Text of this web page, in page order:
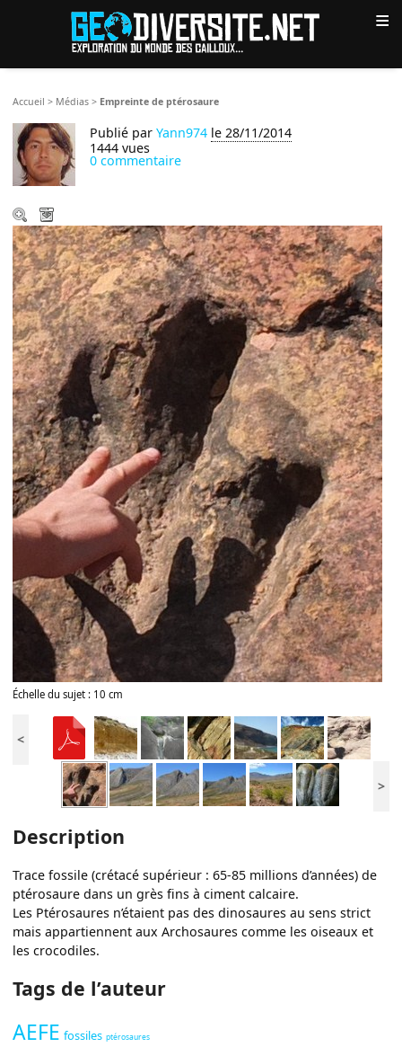
≡
Accueil > Médias > Empreinte de ptérosaure
Publié parYann974 le 28/11/2014
1444 vues
0 commentaire
Échelle du sujet : 10 cm
<
>
Description
Trace fossile (crétacé supérieur : 65-85 millions d’années) de
ptérosaure dans un grès fins à ciment calcaire.
Les Ptérosaures n’étaient pas des dinosaures au sens strict
mais appartiennent aux Archosaures comme les oiseaux et
les crocodiles.
Tags de l’auteur
AEFE fossiles ptérosaures